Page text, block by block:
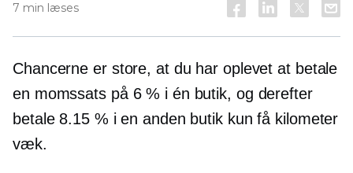
7 min læses
Chancerne er store, at du har oplevet at betale
en momssats på 6 % i én butik, og derefter
betale 8.15 % i en anden butik kun få kilometer
væk.